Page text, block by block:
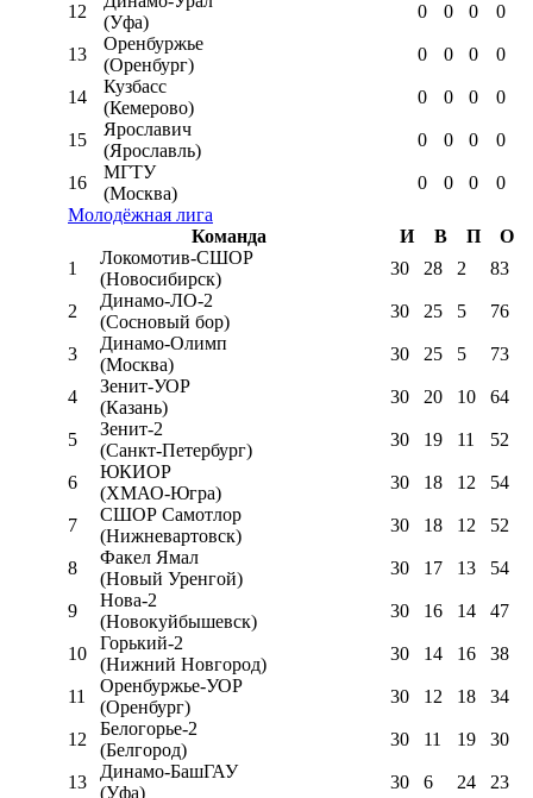
12
(Уфа)
0 0 0 0
13
Оренбуржье
(Оренбург)
0 0 0 0
14
Кузбасс
(Кемерово)
0 0 0 0
15
Ярославич
(Ярославль)
0 0 0 0
16
МГТУ
(Москва)
0 0 0
0
Молодёжная лига
Команда
И В П
О
1
Локомотив-CШОР
(Новосибирск)
30 28 2 83
2
Динамо-ЛО-2
(Сосновый бор)
30 25 5 76
3
Динамо-Олимп
(Москва)
30 25 5 73
4
Зенит-УОР
(Казань)
30 20 10 64
5
Зенит-2
(Санкт-Петербург)
30 19 11 52
6
ЮКИОР
(ХМАО-Югра)
30 18 12 54
7
СШОР Самотлор
(Нижневартовск)
30 18 12 52
8
Факел Ямал
(Новый Уренгой)
30 17 13 54
9
Нова-2
(Новокуйбышевск)
30 16 14 47
10
Горький-2
(Нижний Новгород)
30 14 16 38
11
Оренбуржье-УОР
(Оренбург)
30 12 18 34
12
Белогорье-2
(Белгород)
30 11 19 30
13
Динамо-БашГАУ
(Уфа)
30 6 24 23